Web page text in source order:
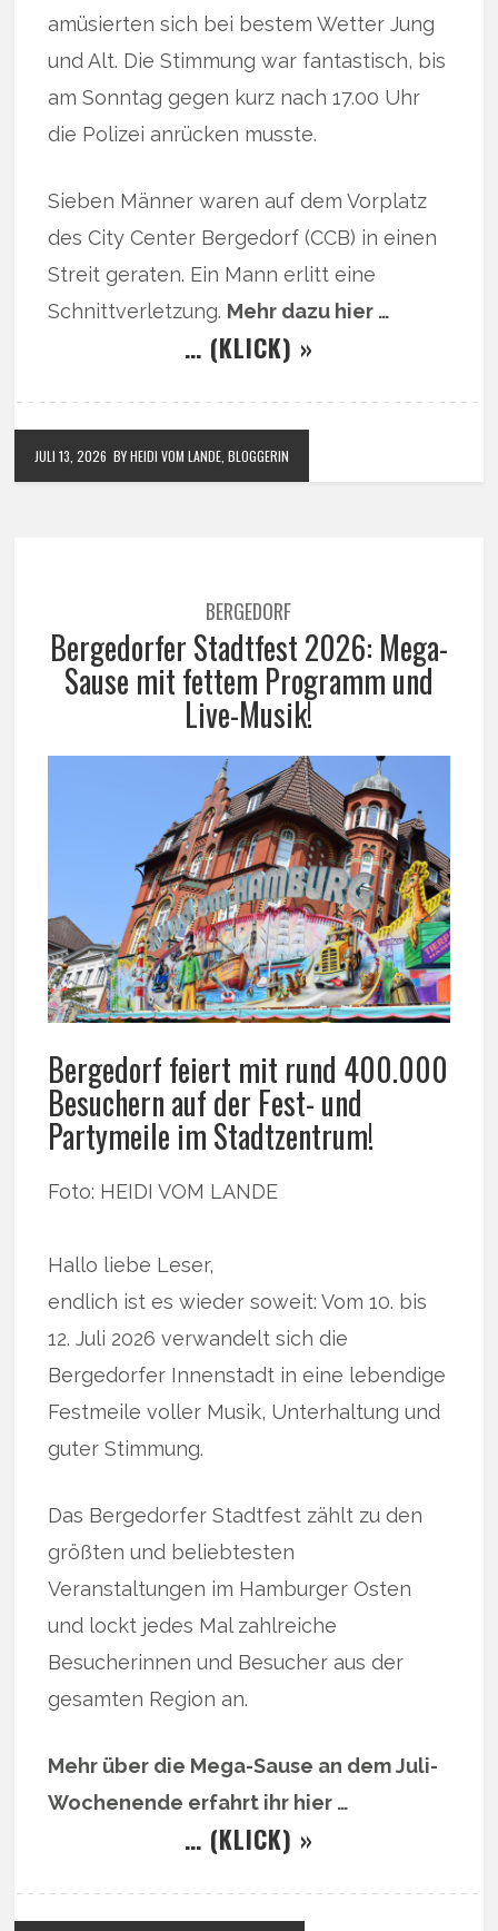
amüsierten sich bei bestem Wetter Jung
und Alt. Die Stimmung war fantastisch, bis
am Sonntag gegen kurz nach 17.00 Uhr
die Polizei anrücken musste.
Sieben Männer waren auf dem Vorplatz
des City Center Bergedorf (CCB) in einen
Streit geraten. Ein Mann erlitt eine
Schnittverletzung. Mehr dazu hier …
… (KLICK) »
JULI 13, 2026 BY HEIDI VOM LANDE, BLOGGERIN
BERGEDORF
Bergedorfer Stadtfest 2026: Mega-
Sause mit fettem Programm und
Live-Musik!
Bergedorf feiert mit rund 400.000
Besuchern auf der Fest- und
Partymeile im Stadtzentrum!
Foto: HEIDI VOM LANDE
Hallo liebe Leser,
endlich ist es wieder soweit: Vom 10. bis
12. Juli 2026 verwandelt sich die
Bergedorfer Innenstadt in eine lebendige
Festmeile voller Musik, Unterhaltung und
guter Stimmung.
Das Bergedorfer Stadtfest zählt zu den
größten und beliebtesten
Veranstaltungen im Hamburger Osten
und lockt jedes Mal zahlreiche
Besucherinnen und Besucher aus der
gesamten Region an.
Mehr über die Mega-Sause an dem Juli-
Wochenende erfahrt ihr hier …
… (KLICK) »